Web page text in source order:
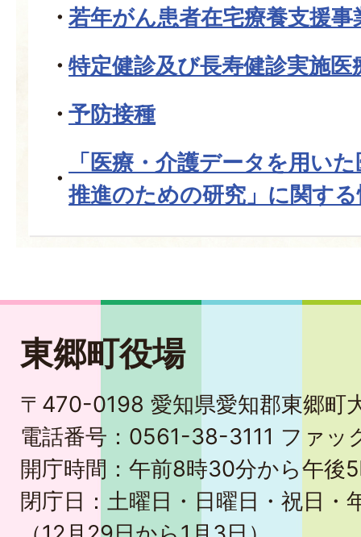
若年がん患者在宅療養支援事
特定健診及び長寿健診実施医
予防接種
「医療・介護データを用い
推進のための研究」に関す
東郷町役場
〒470-0198 愛知県愛知郡東郷町
電話番号：0561-38-3111 ファ
開庁時間：午前8時30分から午後
閉庁日：土曜日・日曜日・祝日・